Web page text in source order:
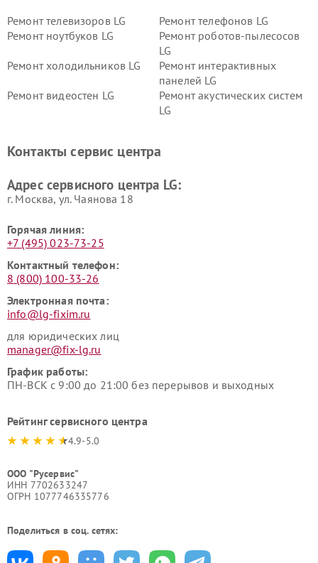
Ремонт телевизоров LG
Ремонт телефонов LG
Ремонт ноутбуков LG
Ремонт роботов-пылесосов
LG
Ремонт холодильников LG
Ремонт интерактивных
панелей LG
Ремонт видеостен LG
Ремонт акустических систем
LG
Ремонт морозильных камер
Ремонт вертикальных
Контакты сервис центра
Адрес сервисного центра LG:
г. Москва, ул. Чаянова 18
Горячая линия:
+7 (495) 023-73-25
Контактный телефон:
8 (800) 100-33-26
Электронная почта:
info@lg-fixim.ru
для юридических лиц
manager@fix-lg.ru
График работы:
ПН-ВСК с 9:00 до 21:00 без перерывов и выходных
Рейтинг сервисного центра
4.9-5.0
ООО "Русервис"
ИНН 7702633247
ОГРН 1077746335776
Поделиться в соц. сетях: